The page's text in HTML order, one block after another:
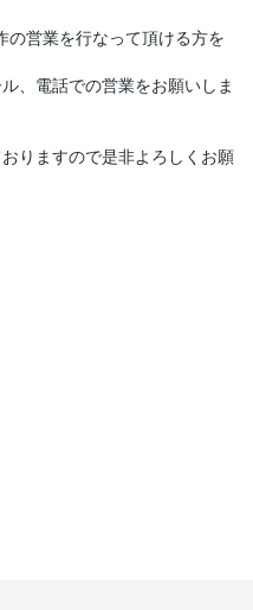
の営業を行なって頂ける方を
、電話での営業をお願いしま
りますので是非よろしくお願